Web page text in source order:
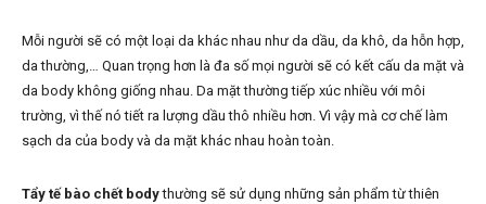
Mỗi người sẽ có một loại da khác nhau như da dầu, da khô, da hỗn hợp,
da thường,… Quan trọng hơn là đa số mọi người sẽ có kết cấu da mặt và
da body không giống nhau. Da mặt thường tiếp xúc nhiều với môi
trường, vì thế nó tiết ra lượng dầu thô nhiều hơn. Vì vậy mà cơ chế làm
sạch da của body và da mặt khác nhau hoàn toàn.
Tẩy tế bào chết bodythường sẽ sử dụng những sản phẩm từ thiên